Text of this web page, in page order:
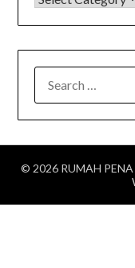
FOR:
© 2026 RUMAH